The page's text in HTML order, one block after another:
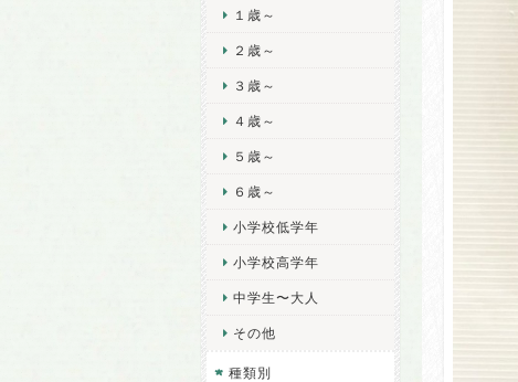
１歳～
２歳～
３歳～
４歳～
５歳～
６歳～
小学校低学年
小学校高学年
中学生〜大人
その他
種類別